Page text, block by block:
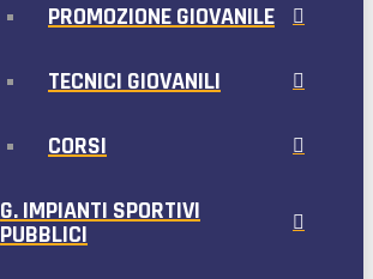
PROMOZIONE GIOVANILE
TECNICI GIOVANILI
CORSI
G. IMPIANTI SPORTIVI
PUBBLICI